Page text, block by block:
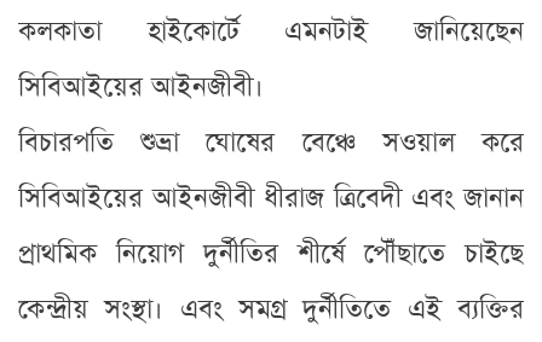
কলকাতা হাইকোর্টে এমনটাই জানিয়েছেন
সিবিআইয়ের আইনজীবী।
বিচারপতি শুভ্রা ঘোষের বেঞ্চে সওয়াল করে
সিবিআইয়ের আইনজীবী ধীরাজ ত্রিবেদী এবং জানান
প্রাথমিক নিয়োগ দুর্নীতির শীর্ষে পৌঁছাতে চাইছে
কেন্দ্রীয় সংস্থা। এবং সমগ্র দুর্নীতিতে এই ব্যক্তির